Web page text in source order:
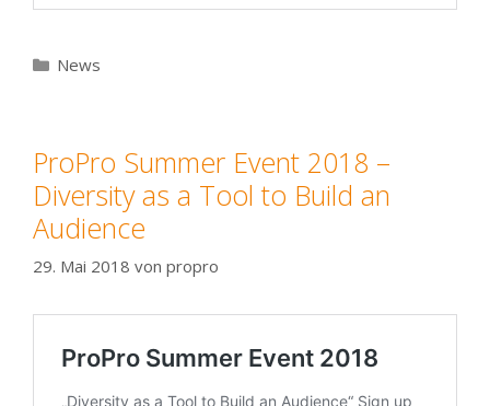
Kategorien
News
ProPro Summer Event 2018 –
Diversity as a Tool to Build an
Audience
29. Mai 2018 von propro